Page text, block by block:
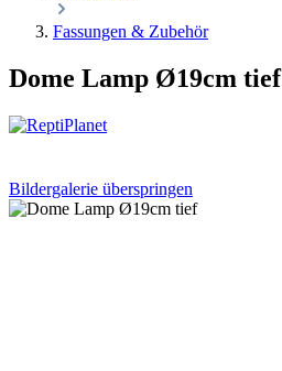
Fassungen & Zubehör
Dome Lamp Ø19cm tief
Bildergalerie überspringen